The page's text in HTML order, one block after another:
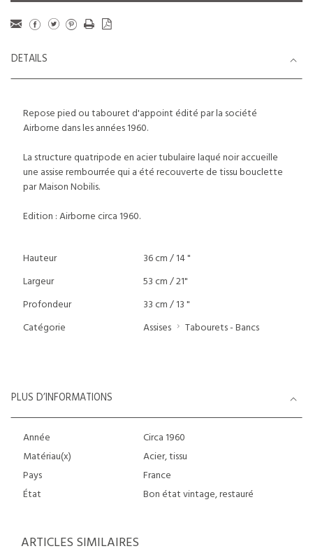
DETAILS
Repose pied ou tabouret d'appoint édité par la société
Airborne dans les années 1960.
La structure quatripode en acier tubulaire laqué noir accueille
une assise rembourrée qui a été recouverte de tissu bouclette
par Maison Nobilis.
Edition : Airborne circa 1960.
Hauteur
36 cm / 14 "
Largeur
53 cm / 21"
Profondeur
33 cm / 13 "
Catégorie
Assises Tabourets - Bancs
PLUS D’INFORMATIONS
Année
Circa 1960
Matériau(x)
Acier, tissu
Pays
France
État
Bon état vintage, restauré
ARTICLES SIMILAIRES